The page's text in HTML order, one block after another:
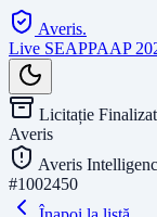
Averis.
Live SEAPPAAP
Licitație
Averis
Averis
#1002450